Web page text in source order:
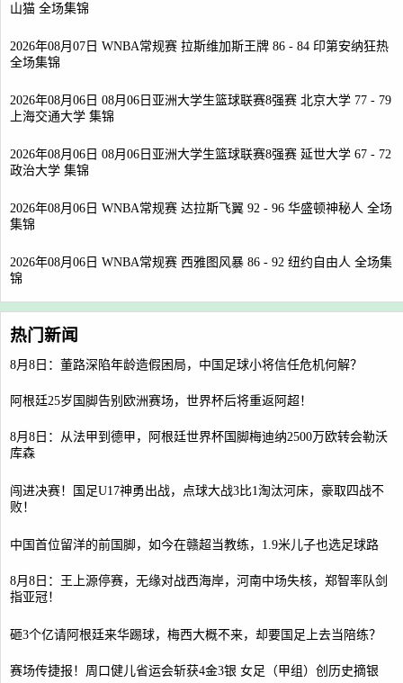
山猫 全场集锦
2026年08月07日 WNBA常规赛 拉斯维加斯王牌 86 - 84 印第安纳狂热
全场集锦
2026年08月06日 08月06日亚洲大学生篮球联赛8强赛 北京大学 77 - 79
上海交通大学 集锦
2026年08月06日 08月06日亚洲大学生篮球联赛8强赛 延世大学 67 - 72
政治大学 集锦
2026年08月06日 WNBA常规赛 达拉斯飞翼 92 - 96 华盛顿神秘人 全场
集锦
2026年08月06日 WNBA常规赛 西雅图风暴 86 - 92 纽约自由人 全场集
锦
热门新闻
8月8日：董路深陷年龄造假困局，中国足球小将信任危机何解？
阿根廷25岁国脚告别欧洲赛场，世界杯后将重返阿超！
8月8日：从法甲到德甲，阿根廷世界杯国脚梅迪纳2500万欧转会勒沃
库森
闯进决赛！国足U17神勇出战，点球大战3比1淘汰河床，豪取四战不
败！
中国首位留洋的前国脚，如今在赣超当教练，1.9米儿子也选足球路
8月8日：王上源停赛，无缘对战西海岸，河南中场失核，郑智率队剑
指亚冠！
砸3个亿请阿根廷来华踢球，梅西大概不来，却要国足上去当陪练？
赛场传捷报！周口健儿省运会斩获4金3银 女足（甲组）创历史摘银